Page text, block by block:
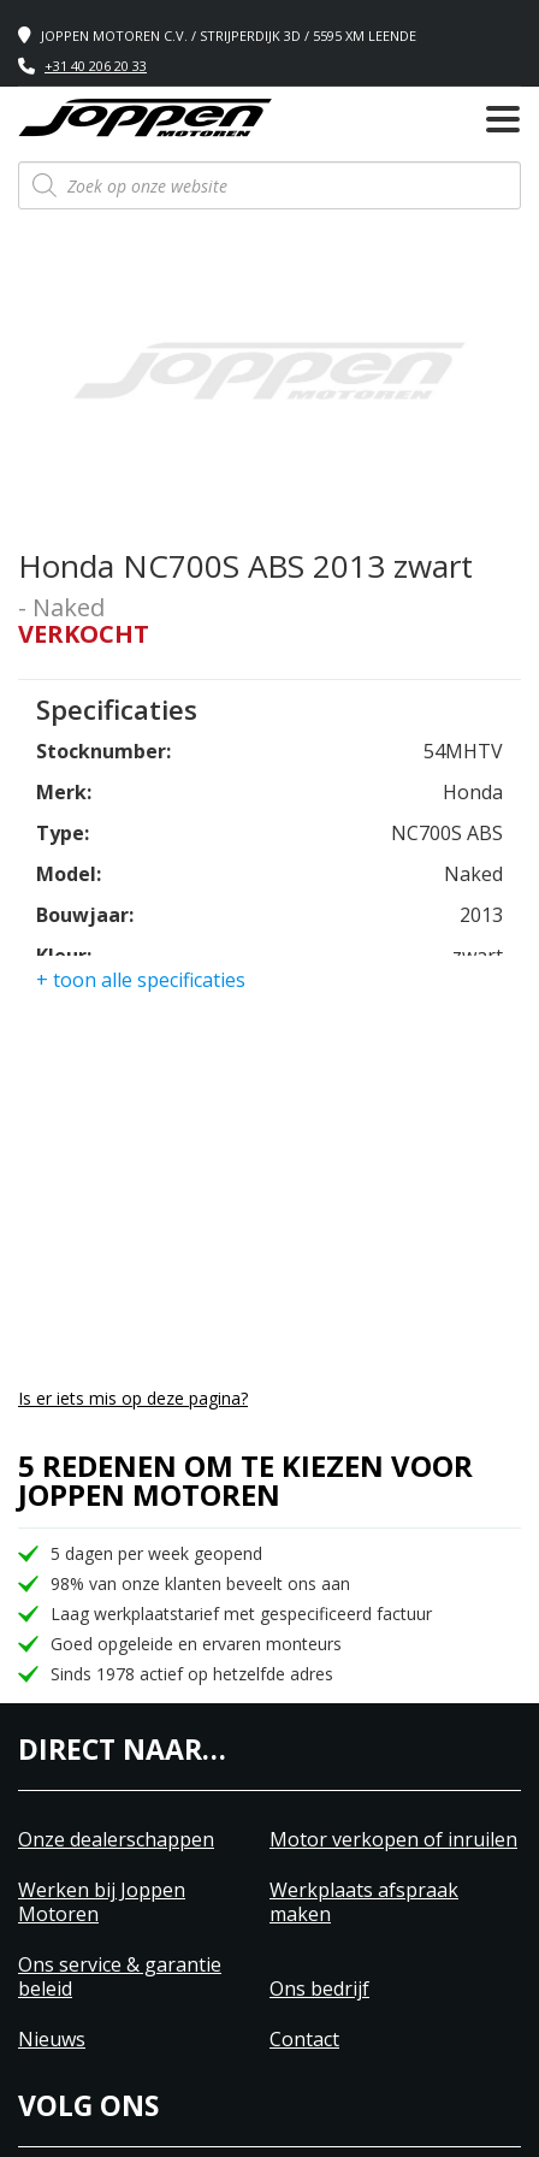
JOPPEN MOTOREN C.V. / STRIJPERDIJK 3D / 5595 XM LEENDE
+31 40 206 20 33
Producten
zoeken
Honda NC700S ABS 2013 zwart
- Naked
VERKOCHT
Specificaties
Stocknumber:
54MHTV
Merk:
Honda
Type:
NC700S ABS
Model:
Naked
Bouwjaar:
2013
Kleur:
zwart
+ toon alle specificaties
Is er iets mis op deze pagina?
5 REDENEN OM TE KIEZEN VOOR
JOPPEN MOTOREN
5 dagen per week geopend
98% van onze klanten beveelt ons aan
Laag werkplaatstarief met gespecificeerd factuur
Goed opgeleide en ervaren monteurs
Sinds 1978 actief op hetzelfde adres
DIRECT NAAR…
Onze dealerschappen
Motor verkopen of inruilen
Werken bij Joppen
Motoren
Werkplaats afspraak
maken
Ons service & garantie
beleid
Ons bedrijf
Nieuws
Contact
VOLG ONS